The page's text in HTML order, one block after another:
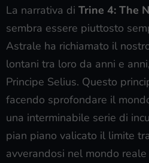
La narrativa di Trine 4: The
sembra essere piuttosto
Astrale ha richiamato il
lontani tra loro da anni e
Principe Selius. Questo
facendo sprofondare il
una interminabile serie di
pian piano valicato il limite
avverandosi nel mondo